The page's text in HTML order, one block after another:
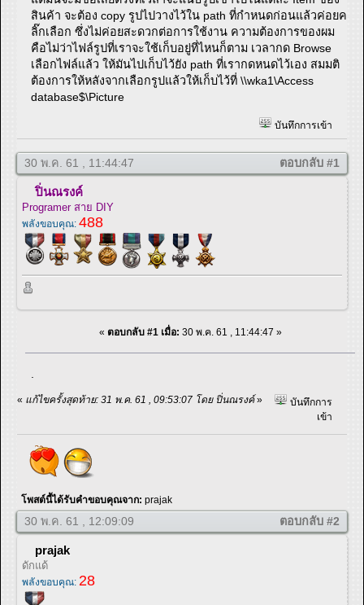
สินค้า จะต้อง copy รูปไปวางไว้ใน path ที่กำหนดก่อนแล้วค่อยค
ลิ๊กเลือก ซึ่งไม่ค่อยสะดวกต่อการใช้งาน ความต้องการของผม
คือไม่ว่าไฟล์รูปที่เราจะใช้เก็บอยู่ที่ไหนก็ตาม เวลากด Browse
เลือกไฟล์แล้ว ให้มันไปเก็บไว้ยัง path ที่เรากดหนดไว้เอง สมมติ
ต้องการให้หลังจากเลือกรูปแล้วให้เก็บไว้ที่ \\wka1\Access
database$\Picture
บันทึกการเข้า
30 พ.ค. 61 , 11:44:47 ตอบกลับ #1
ปิ่นณรงค์
Programer สาย DIY
พลังขอบคุณ: 488
« ตอบกลับ #1 เมื่อ: 30 พ.ค. 61 , 11:44:47 »
« แก้ไขครั้งสุดท้าย: 31 พ.ค. 61 , 09:53:07 โดย ปิ่นณรงค์»
บันทึกการ
เข้า
โพสต์นี้ได้รับคำขอบคุณจาก: prajak
30 พ.ค. 61 , 12:09:09 ตอบกลับ #2
prajak
ดักแด้
พลังขอบคุณ: 28